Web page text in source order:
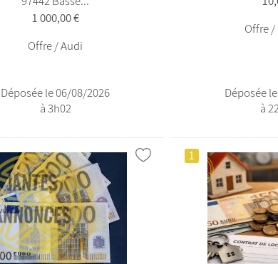
1 000,00 €
Offre / Audi
Déposée le 06/08/2026
à 3h02
Offre
Déposée
à
1